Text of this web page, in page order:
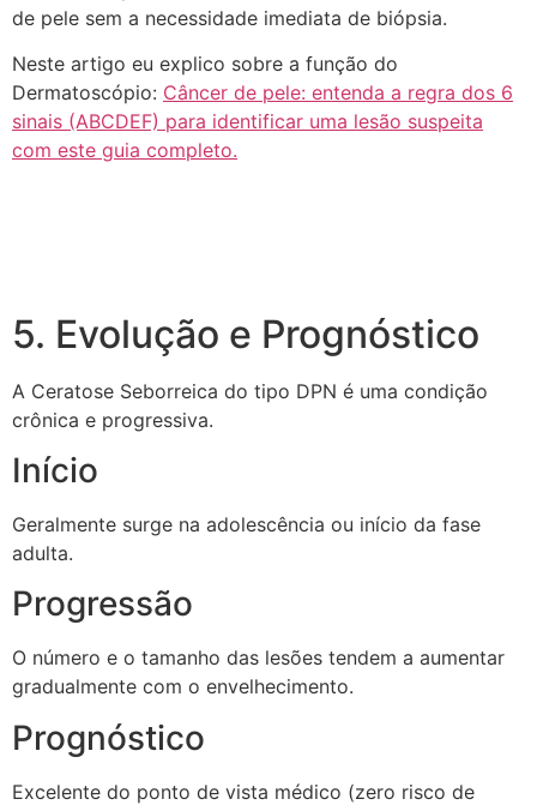
de pele sem a necessidade imediata de biópsia.
Neste artigo eu explico sobre a função do
Dermatoscópio: Câncer de pele: entenda a regra dos 6
sinais (ABCDEF) para identificar uma lesão suspeita
com este guia completo.
5. Evolução e Prognóstico
A Ceratose Seborreica do tipo DPN é uma condição
crônica e progressiva.
Início
Geralmente surge na adolescência ou início da fase
adulta.
Progressão
O número e o tamanho das lesões tendem a aumentar
gradualmente com o envelhecimento.
Prognóstico
Excelente do ponto de vista médico (zero risco de